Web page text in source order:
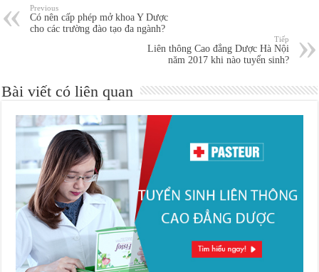
Previous
Có nên cấp phép mở khoa Y Dược
cho các trường đào tạo đa ngành?
Tiếp
Liên thông Cao đẳng Dược Hà Nội
năm 2017 khi nào tuyển sinh?
Bài viết có liên quan